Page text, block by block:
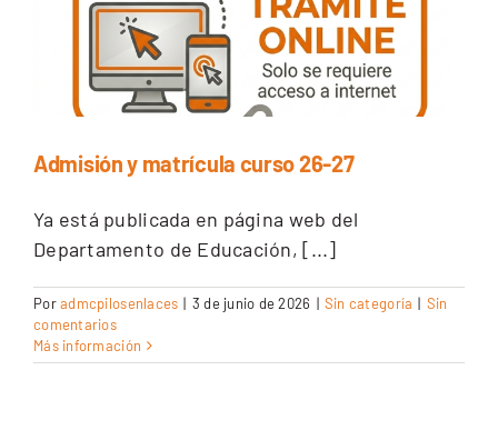
Admisión y matrícula curso 26-27
Ya está publicada en página web del
Departamento de Educación, [...]
Poradmcpilosenlaces | 3 de junio de 2026 | Sin categoría | Sin
comentarios
Más información